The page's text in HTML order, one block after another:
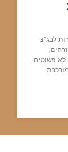
לבג"צ
לא פשוטים.